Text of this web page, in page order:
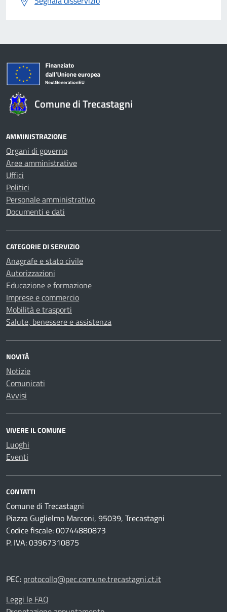
Comune di Trecastagni
AMMINISTRAZIONE
Organi di governo
Aree amministrative
Uffici
Politici
Personale amministrativo
Documenti e dati
CATEGORIE DI SERVIZIO
Anagrafe e stato civile
Autorizzazioni
Educazione e formazione
Imprese e commercio
Mobilità e trasporti
Salute, benessere e assistenza
NOVITÀ
Notizie
Comunicati
Avvisi
VIVERE IL COMUNE
Luoghi
Eventi
CONTATTI
Comune di Trecastagni
Piazza Guglielmo Marconi, 95039, Trecastagni
Codice fiscale: 00744880873
P. IVA: 03967310875
PEC: protocollo@pec.comune.trecastagni.ct.it
Leggi le FAQ